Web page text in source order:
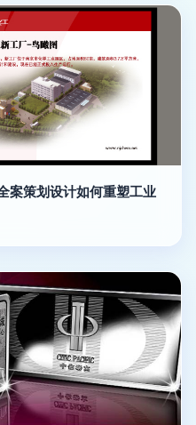
案策划设计如何重塑工业